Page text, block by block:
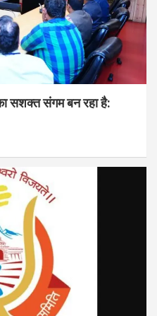
सशक्त संगम बन रहा है: